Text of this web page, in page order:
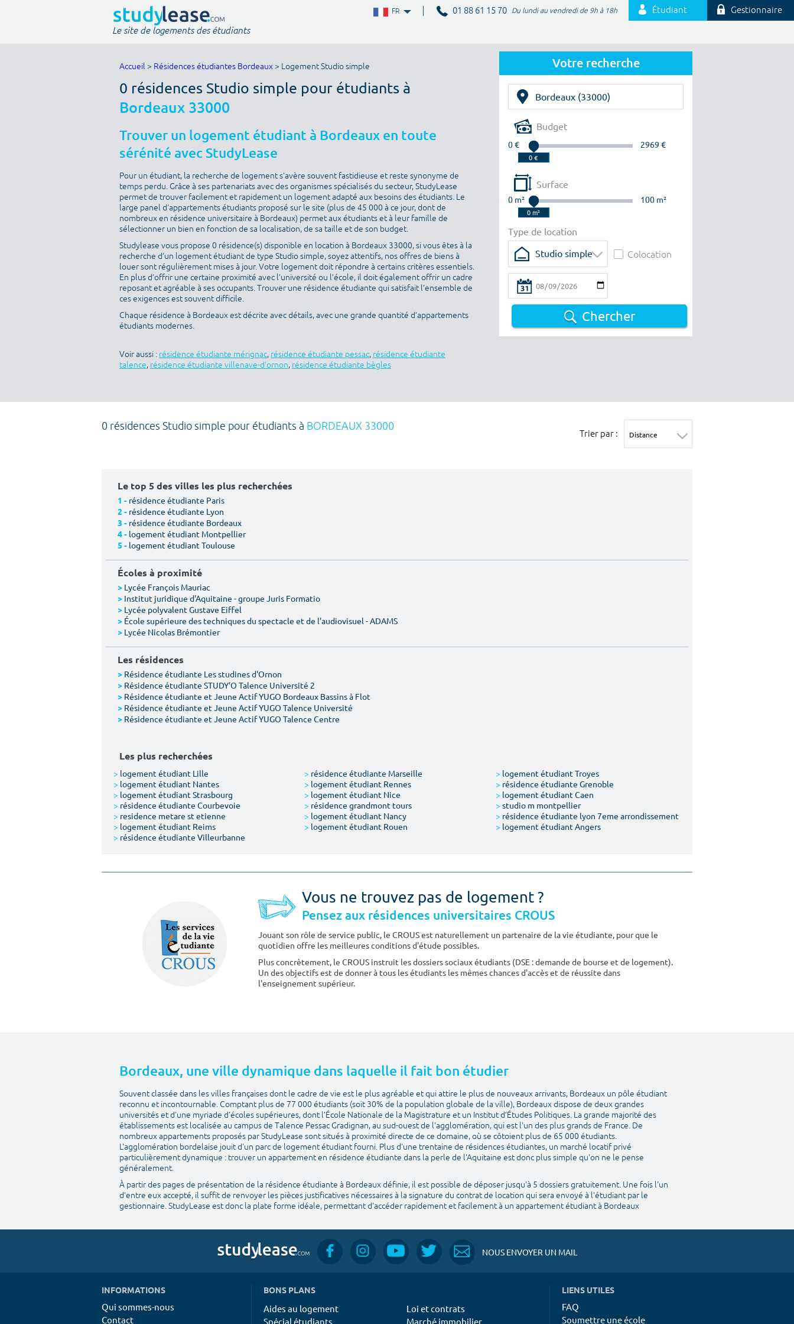
FR 01 88 61 15 70 Du lundi au vendredi de 9h à 18h Étudiant Gestionnaire
Le site de logements des étudiants
Votre recherche
Budget
0 € 2969 €
Surface
0 m² 100 m²
Type de location
Studio simple
Colocation
Chercher
Accueil > Résidences étudiantes Bordeaux > Logement Studio simple
0 résidences Studio simple pour étudiants à
Bordeaux 33000
Trouver un logement étudiant à Bordeaux en toute
sérénité avec StudyLease
Pour un étudiant, la recherche de logement s'avère souvent fastidieuse et reste synonyme de
temps perdu. Grâce à ses partenariats avec des organismes spécialisés du secteur, StudyLease
permet de trouver facilement et rapidement un logement adapté aux besoins des étudiants. Le
large panel d'appartements étudiants proposé sur le site (plus de 45 000 à ce jour, dont de
nombreux en résidence universitaire à Bordeaux) permet aux étudiants et à leur famille de
sélectionner un bien en fonction de sa localisation, de sa taille et de son budget.
Studylease vous propose 0 résidence(s) disponible en location à Bordeaux 33000, si vous êtes à la
recherche d’un logement étudiant de type Studio simple, soyez attentifs, nos offres de biens à
louer sont régulièrement mises à jour. Votre logement doit répondre à certains critères essentiels.
En plus d’offrir une certaine proximité avec l’université ou l’école, il doit également offrir un cadre
reposant et agréable à ses occupants. Trouver une résidence étudiante qui satisfait l’ensemble de
ces exigences est souvent difficile.
Chaque résidence à Bordeaux est décrite avec détails, avec une grande quantité d’appartements
étudiants modernes.
Voir aussi : résidence étudiante mérignac, résidence étudiante pessac, résidence étudiante
talence, résidence étudiante villenave-d'ornon, résidence étudiante bègles
0 résidences Studio simple pour étudiants à BORDEAUX 33000
Trier par :
Le top 5 des villes les plus recherchées
1 - résidence étudiante Paris
2 - résidence étudiante Lyon
3 - résidence étudiante Bordeaux
4 - logement étudiant Montpellier
5 - logement étudiant Toulouse
Écoles à proximité
> Lycée François Mauriac
> Institut juridique d'Aquitaine - groupe Juris Formatio
> Lycée polyvalent Gustave Eiffel
> École supérieure des techniques du spectacle et de l'audiovisuel - ADAMS
> Lycée Nicolas Brémontier
Les résidences
> Résidence étudiante Les studines d'Ornon
> Résidence étudiante STUDY'O Talence Université 2
> Résidence étudiante et Jeune Actif YUGO Bordeaux Bassins à Flot
> Résidence étudiante et Jeune Actif YUGO Talence Université
> Résidence étudiante et Jeune Actif YUGO Talence Centre
Les plus recherchées
> logement étudiant Lille > résidence étudiante Marseille > logement étudiant Troyes
> logement étudiant Nantes > logement étudiant Rennes > résidence étudiante Grenoble
> logement étudiant Strasbourg > logement étudiant Nice > logement étudiant Caen
> résidence étudiante Courbevoie > résidence grandmont tours > studio m montpellier
> residence metare st etienne > logement étudiant Nancy > résidence étudiante lyon 7eme arrondissement
> logement étudiant Reims > logement étudiant Rouen > logement étudiant Angers
> résidence étudiante Villeurbanne
Vous ne trouvez pas de logement ?
Pensez aux résidences universitaires CROUS
Jouant son rôle de service public, le CROUS est naturellement un partenaire de la vie étudiante, pour que le
quotidien offre les meilleures conditions d'étude possibles.
Plus concrètement, le CROUS instruit les dossiers sociaux étudiants (DSE : demande de bourse et de logement).
Un des objectifs est de donner à tous les étudiants les mêmes chances d'accès et de réussite dans
l'enseignement supérieur.
Bordeaux, une ville dynamique dans laquelle il fait bon étudier
Souvent classée dans les villes françaises dont le cadre de vie est le plus agréable et qui attire le plus de nouveaux arrivants, Bordeaux un pôle étudiant
reconnu et incontournable. Comptant plus de 77 000 étudiants (soit 30% de la population globale de la ville), Bordeaux dispose de deux grandes
universités et d'une myriade d'écoles supérieures, dont l’École Nationale de la Magistrature et un Institut d’Études Politiques. La grande majorité des
établissements est localisée au campus de Talence Pessac Gradignan, au sud-ouest de l'agglomération, qui est l'un des plus grands de France. De
nombreux appartements proposés par StudyLease sont situés à proximité directe de ce domaine, où se côtoient plus de 65 000 étudiants.
L'agglomération bordelaise jouit d'un parc de logement étudiant fourni. Plus d'une trentaine de résidences étudiantes, un marché locatif privé
particulièrement dynamique : trouver un appartement en résidence étudiante dans la perle de l'Aquitaine est donc plus simple qu'on ne le pense
généralement.
À partir des pages de présentation de la résidence étudiante à Bordeaux définie, il est possible de déposer jusqu'à 5 dossiers gratuitement. Une fois l'un
d'entre eux accepté, il suffit de renvoyer les pièces justificatives nécessaires à la signature du contrat de location qui sera envoyé à l'étudiant par le
gestionnaire. StudyLease est donc la plate forme idéale, permettant d'accéder rapidement et facilement à un appartement étudiant à Bordeaux
NOUS ENVOYER UN MAIL
INFORMATIONS
Qui sommes-nous
Contact
BONS PLANS
Aides au logement
Spécial étudiants
Loi et contrats
Marché immobilier
LIENS UTILES
FAQ
Soumettre une école